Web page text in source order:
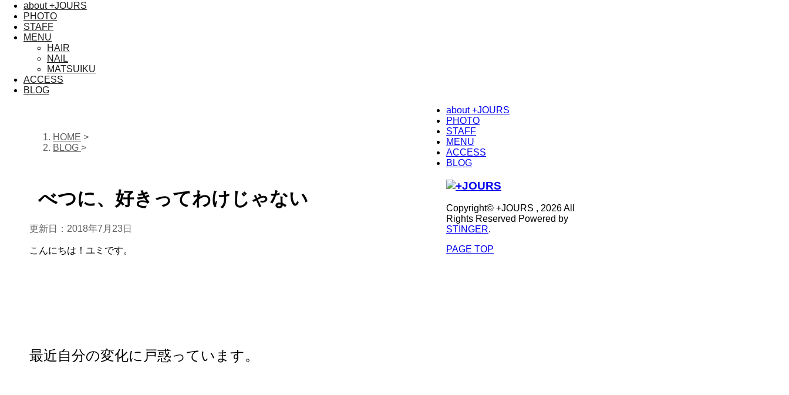
about +JOURS
PHOTO
STAFF
MENU
HAIR
NAIL
MATSUIKU
ACCESS
BLOG
HOME >
BLOG >
べつに、好きってわけじゃない
更新日： 2018年7月23日
こんにちは！ユミです。
最近自分の変化に戸惑っています。
about +JOURS
PHOTO
STAFF
MENU
ACCESS
BLOG
Copyright© +JOURS , 2026 All
Rights Reserved Powered by
STINGER.
PAGE TOP